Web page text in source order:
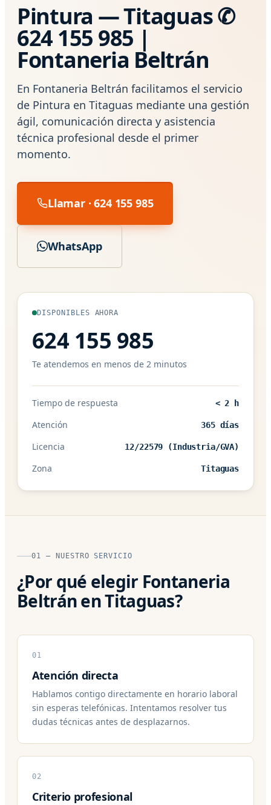
Pintura — Titaguas ✆
624 155 985 |
Fontaneria Beltrán
En Fontaneria Beltrán facilitamos el servicio
de Pintura en Titaguas mediante una gestión
ágil, comunicación directa y asistencia
técnica profesional desde el primer
momento.
Llamar · 624 155 985
WhatsApp
DISPONIBLES AHORA
624 155 985
Te atendemos en menos de 2 minutos
Tiempo de respuesta < 2 h
Atención 365 días
Licencia 12/22579 (Industria/GVA)
Zona Titaguas
01 — NUESTRO SERVICIO
¿Por qué elegir Fontaneria
Beltrán en Titaguas?
01
Atención directa
Hablamos contigo directamente en horario laboral
sin esperas telefónicas. Intentamos resolver tus
dudas técnicas antes de desplazarnos.
02
Criterio profesional